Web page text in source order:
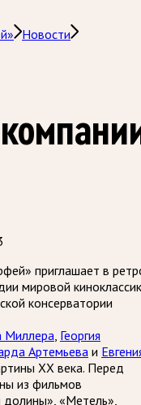
Новости
приглашает в
мировой
консерватории
Миллера Георгия
Артемьева и
ХХ века. Перед
из фильмов
«Метель»,